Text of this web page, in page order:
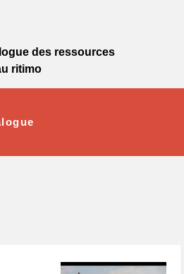
des ressources
ritimo